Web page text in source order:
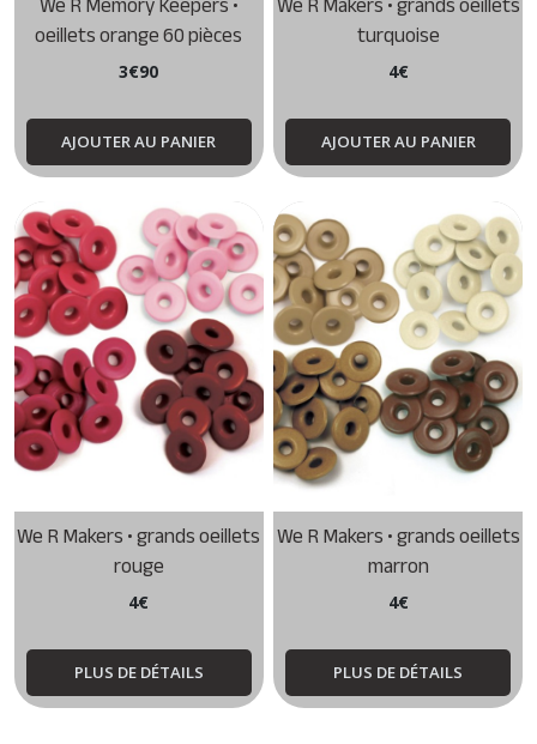
We R Memory Keepers •
oeillets orange 60 pièces
3€90
AJOUTER AU PANIER
We R Makers • grands oeillets
turquoise
4€
AJOUTER AU PANIER
We R Makers • grands oeillets
rouge
4€
PLUS DE DÉTAILS
We R Makers • grands oeillets
marron
4€
PLUS DE DÉTAILS